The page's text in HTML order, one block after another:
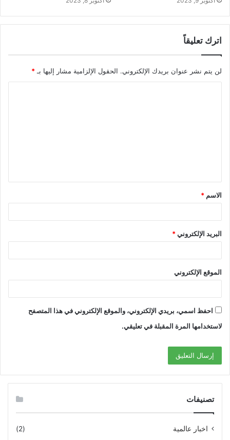
اترك تعليقاً
لن يتم نشر عنوان بريدك الإلكتروني. الحقول الإلزامية مشار إليها بـ*
الاسم *
البريد الإلكتروني*
الموقع الإلكتروني
احفظ اسمي، بريدي الإلكتروني، والموقع الإلكتروني في هذا المتصفح
لاستخدامها المرة المقبلة في تعليقي.
تصنيفات
اخبار عالمية
(2)